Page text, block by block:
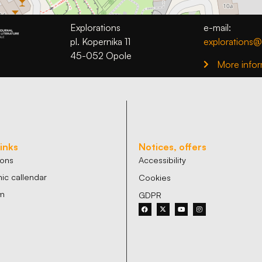
Explorations
pl. Kopernika 11
45-052 Opole
e-mail:
More
callendar
Notices, offers
Accessibility
Cookies
GDPR
Aby nasza
strona
twojego
znikną ze strony
internetowej.
Marketing
Udostępniając